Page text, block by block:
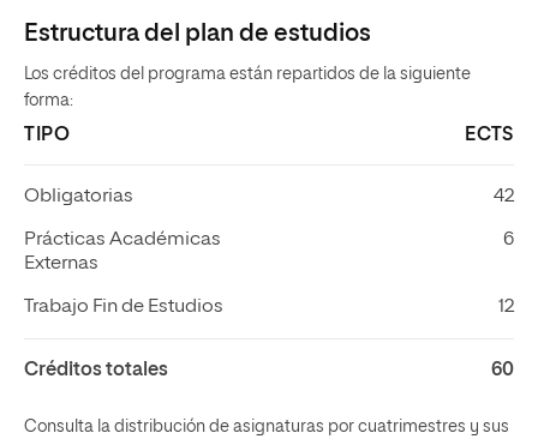
Estructura del plan de estudios
Los créditos del programa están repartidos de la siguiente
forma:
TIPO ECTS
Obligatorias 42
Prácticas Académicas
Externas
6
Trabajo Fin de Estudios 12
Créditos totales 60
Consulta la distribución de asignaturas por cuatrimestres y sus